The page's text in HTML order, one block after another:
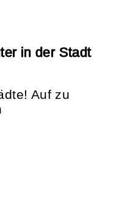
in der Stadt
Auf zu